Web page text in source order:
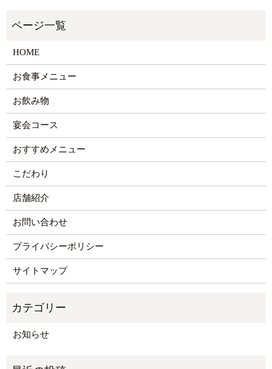
HOME
お食事メニュー
お飲み物
宴会コース
おすすめメニュー
こだわり
店舗紹介
お問い合わせ
プライバシーポリシー
サイトマップ
お知らせ